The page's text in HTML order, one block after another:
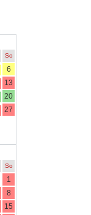
So
6
13
20
27
So
1
8
15